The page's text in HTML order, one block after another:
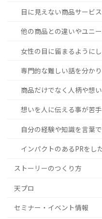
目に見えない商品サービ
他の商品との違いやユニ
女性の目に留まるように
専門的な難しい話を分か
商品だけでなく人柄や想
想いを人に伝える事が苦手
自分の経験や知識を言葉
インパクトのあるPRをし
ストーリーのつくり方
天プロ
セミナー・イベント情報